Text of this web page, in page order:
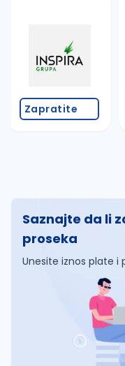
Zapratite
Saznajte da li
proseka
Unesite iznos plate i